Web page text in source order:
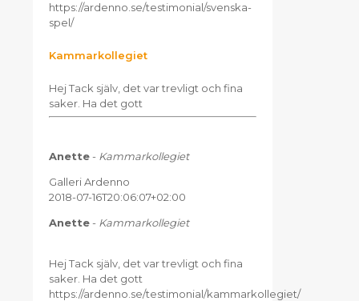
https://ardenno.se/testimonial/svenska-
spel/
Kammarkollegiet
Hej Tack själv, det var trevligt och fina
saker. Ha det gott
Anette- Kammarkollegiet
Galleri Ardenno
2018-07-16T20:06:07+02:00
Anette- Kammarkollegiet
Hej Tack själv, det var trevligt och fina
saker. Ha det gott
https://ardenno.se/testimonial/kammarkollegiet/